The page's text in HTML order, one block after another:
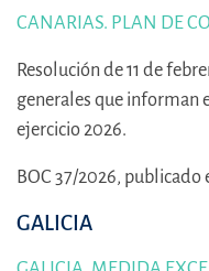
CANARIAS. PLAN DE
Resolución de 11 de
generales que informan
ejercicio 2026.
BOC 37/2026, publicado
GALICIA